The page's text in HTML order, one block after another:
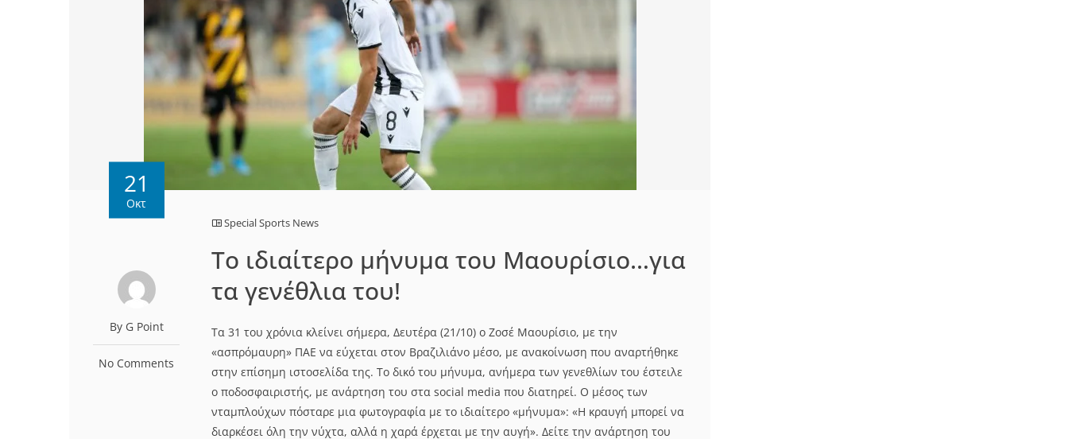
21
Οκτ
By G Point
No Comments
Special Sports News
To ιδιαίτερο μήνυμα του Μαουρίσιο…για
τα γενέθλια του!
Τα 31 του χρόνια κλείνει σήμερα, Δευτέρα (21/10) ο Ζοσέ Μαουρίσιο, με την
«ασπρόμαυρη» ΠΑΕ να εύχεται στον Βραζιλιάνο μέσο, με ανακοίνωση που αναρτήθηκε
στην επίσημη ιστοσελίδα της. Το δικό του μήνυμα, ανήμερα των γενεθλίων του έστειλε
ο ποδοσφαιριστής, με ανάρτηση του στα social media που διατηρεί. Ο μέσος των
νταμπλούχων πόσταρε μια φωτογραφία με το ιδιαίτερο «μήνυμα»: «Η κραυγή μπορεί να
διαρκέσει όλη την νύχτα, αλλά η χαρά έρχεται με την αυγή». Δείτε την ανάρτηση του